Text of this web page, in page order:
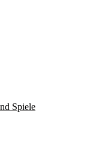
Spiele